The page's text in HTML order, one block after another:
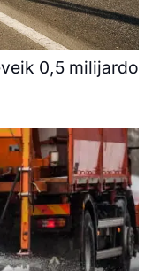
0,5 milijardo